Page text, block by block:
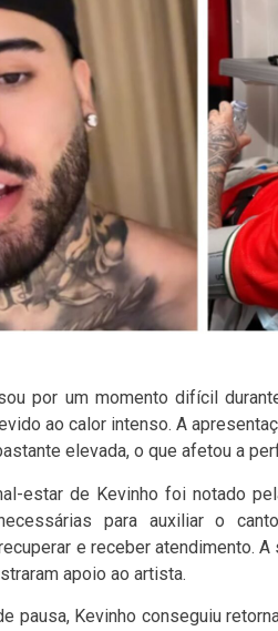
por um momento difícil
ao calor intenso. A
elevada, o que afetou a
estar de Kevinho foi notado
para auxiliar o
e receber atendimento.
apoio ao artista.
pausa, Kevinho conseguiu